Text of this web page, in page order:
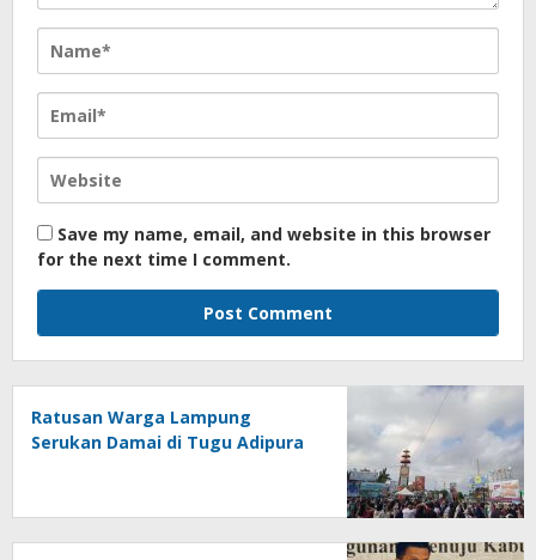
Save my name, email, and website in this browser
for the next time I comment.
Ratusan Warga Lampung
Serukan Damai di Tugu Adipura